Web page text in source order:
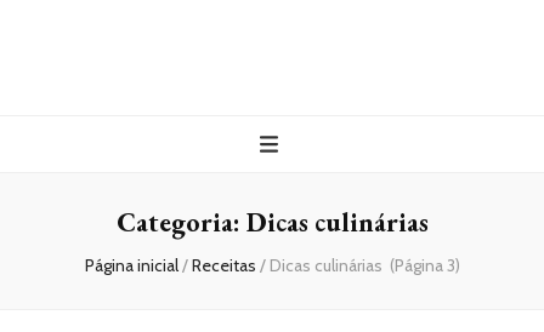
Categoria: Dicas culinárias
Página inicial/Receitas / Dicas culinárias (Página 3)